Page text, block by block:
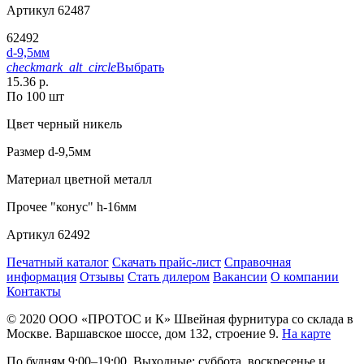
Артикул 62487
62492
d-9,5мм
checkmark_alt_circleВыбрать
15.36 р.
По 100 шт
Цвет черный никель
Размер d-9,5мм
Материал цветной металл
Прочее "конус" h-16мм
Артикул 62492
Печатный каталог Скачать прайс-лист Справочная
информация Отзывы Стать дилером Вакансии О компании
Контакты
© 2020 ООО «ПРОТОС и К» Швейная фурнитура со склада в
Москве. Варшавское шоссе, дом 132, строение 9. На карте
По будням 9:00–19:00, Выходные: суббота, воскресенье и